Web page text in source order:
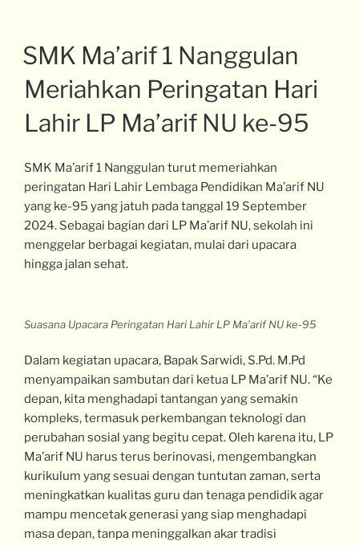
SMK Ma’arif 1 Nanggulan
Meriahkan Peringatan Hari
Lahir LP Ma’arif NU ke-95
SMK Ma’arif 1 Nanggulan turut memeriahkan
peringatan Hari Lahir Lembaga Pendidikan Ma’arif NU
yang ke-95 yang jatuh pada tanggal 19 September
2024. Sebagai bagian dari LP Ma’arif NU, sekolah ini
menggelar berbagai kegiatan, mulai dari upacara
hingga jalan sehat.
Suasana Upacara Peringatan Hari Lahir LP Ma’arif NU ke-95
Dalam kegiatan upacara, Bapak Sarwidi, S.Pd. M.Pd
menyampaikan sambutan dari ketua LP Ma’arif NU. “Ke
depan, kita menghadapi tantangan yang semakin
kompleks, termasuk perkembangan teknologi dan
perubahan sosial yang begitu cepat. Oleh karena itu, LP
Ma’arif NU harus terus berinovasi, mengembangkan
kurikulum yang sesuai dengan tuntutan zaman, serta
meningkatkan kualitas guru dan tenaga pendidik agar
mampu mencetak generasi yang siap menghadapi
masa depan, tanpa meninggalkan akar tradisi